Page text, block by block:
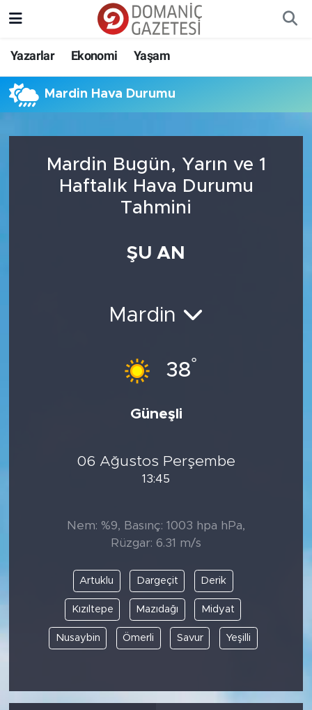
Yazarlar Ekonomi Yaşam
Mardin Hava Durumu
Mardin Bugün, Yarın ve 1
Haftalık Hava Durumu
Tahmini
ŞU AN
Mardin
38°
Güneşli
06 Ağustos Perşembe
13:45
Nem: %9, Basınç: 1003 hpa hPa,
Rüzgar: 6.31 m/s
Artuklu Dargeçit Derik
Kızıltepe Mazıdağı Midyat
Nusaybin Ömerli Savur Yeşilli